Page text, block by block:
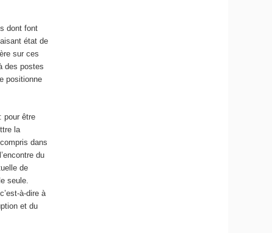
dont font
état de
sur ces
des postes
positionne
pour être
la
dans
du
de
seule.
à-dire à
et du